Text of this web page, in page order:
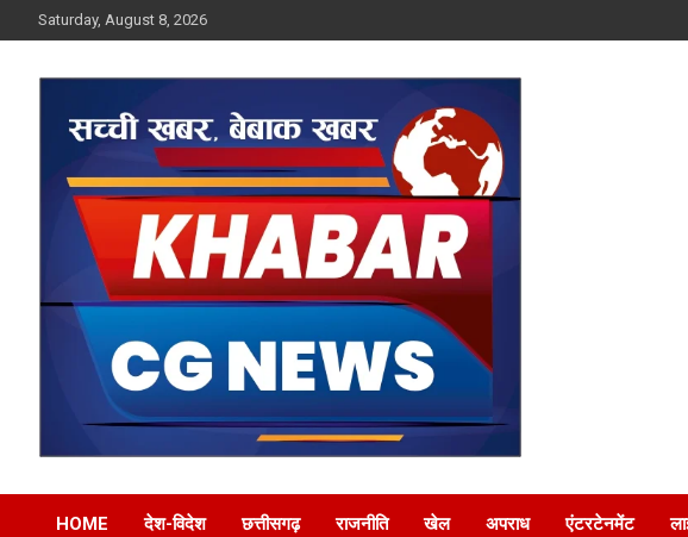
to
Saturday, August 8, 2026
Khabar CG News
HOME देश-विदेश छत्तीसगढ़ राजनीति खेल अपराध एंटरटेनमेंट